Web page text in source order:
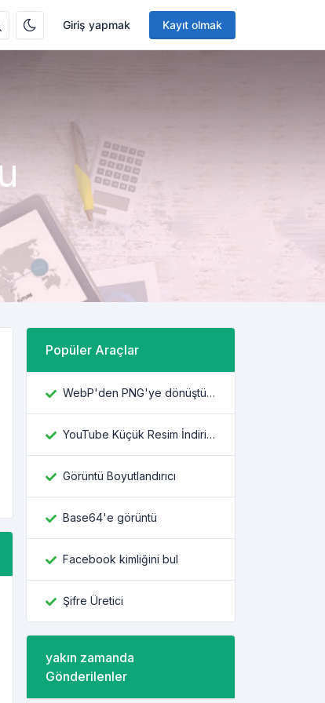
Giriş yapmak Kayıt olmak
Popüler Araçlar
WebP'den PNG'ye dönüştürücü
YouTube Küçük Resim İndiricisi
Görüntü Boyutlandırıcı
Base64'e görüntü
Facebook kimliğini bul
Şifre Üretici
yakın zamanda
Gönderilenler